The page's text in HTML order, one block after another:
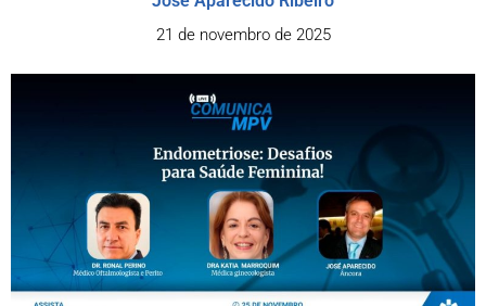
21 de novembro de 2025